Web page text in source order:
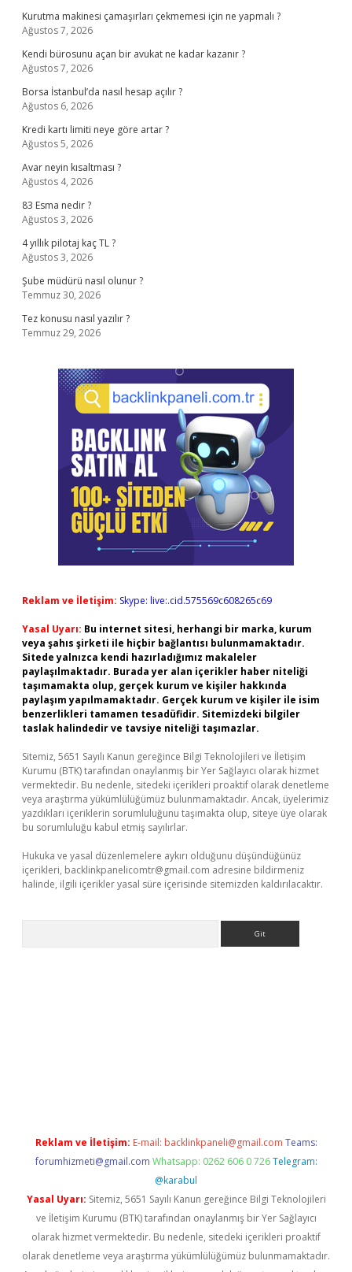
Kurutma makinesi çamaşırları çekmemesi için ne yapmalı ?
Ağustos 7, 2026
Kendi bürosunu açan bir avukat ne kadar kazanır ?
Ağustos 7, 2026
Borsa İstanbul’da nasıl hesap açılır ?
Ağustos 6, 2026
Kredi kartı limiti neye göre artar ?
Ağustos 5, 2026
Avar neyin kısaltması ?
Ağustos 4, 2026
83 Esma nedir ?
Ağustos 3, 2026
4 yıllık pilotaj kaç TL ?
Ağustos 3, 2026
Şube müdürü nasıl olunur ?
Temmuz 30, 2026
Tez konusu nasıl yazılır ?
Temmuz 29, 2026
Reklam ve İletişim: Skype: live:.cid.575569c608265c69
Yasal Uyarı: Bu internet sitesi, herhangi bir marka, kurum
veya şahıs şirketi ile hiçbir bağlantısı bulunmamaktadır.
Sitede yalnızca kendi hazırladığımız makaleler
paylaşılmaktadır. Burada yer alan içerikler haber niteliği
taşımamakta olup, gerçek kurum ve kişiler hakkında
paylaşım yapılmamaktadır. Gerçek kurum ve kişiler ile isim
benzerlikleri tamamen tesadüfidir. Sitemizdeki bilgiler
taslak halindedir ve tavsiye niteliği taşımazlar.
Sitemiz, 5651 Sayılı Kanun gereğince Bilgi Teknolojileri ve İletişim
Kurumu (BTK) tarafından onaylanmış bir Yer Sağlayıcı olarak hizmet
vermektedir. Bu nedenle, sitedeki içerikleri proaktif olarak denetleme
veya araştırma yükümlülüğümüz bulunmamaktadır. Ancak, üyelerimiz
yazdıkları içeriklerin sorumluluğunu taşımakta olup, siteye üye olarak
bu sorumluluğu kabul etmiş sayılırlar.
Hukuka ve yasal düzenlemelere aykırı olduğunu düşündüğünüz
içerikleri, backlinkpanelicomtr@gmail.com adresine bildirmeniz
halinde, ilgili içerikler yasal süre içerisinde sitemizden kaldırılacaktır.
Reklam ve İletişim: E-mail: backlinkpaneli@gmail.com Teams:
forumhizmeti@gmail.com Whatsapp: 0262 606 0 726 Telegram:
@karabul
Yasal Uyarı: Sitemiz, 5651 Sayılı Kanun gereğince Bilgi Teknolojileri
ve İletişim Kurumu (BTK) tarafından onaylanmış bir Yer Sağlayıcı
olarak hizmet vermektedir. Bu nedenle, sitedeki içerikleri proaktif
olarak denetleme veya araştırma yükümlülüğümüz bulunmamaktadır.